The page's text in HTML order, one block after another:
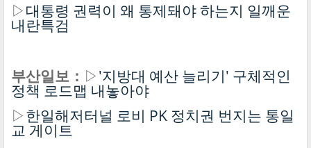
▷대통령 권력이 왜 통제돼야 하는지 일깨운
내란특검
부산일보： ▷'지방대 예산 늘리기' 구체적인
정책 로드맵 내놓아야
▷한일해저터널 로비 PK 정치권 번지는 통일
교 게이트